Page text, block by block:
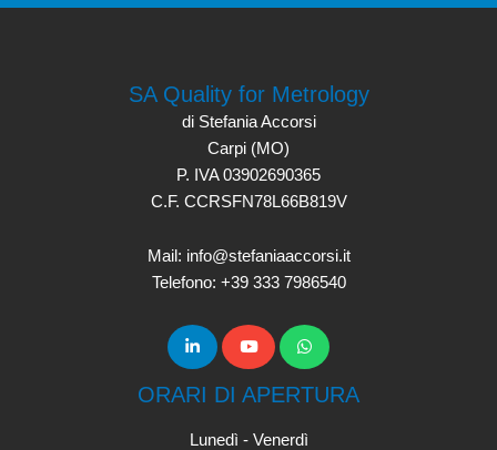
SA Quality for Metrology
di Stefania Accorsi
Carpi (MO)
P. IVA 03902690365
C.F. CCRSFN78L66B819V
Mail: info@stefaniaaccorsi.it
Telefono: +39 333 7986540
ORARI DI APERTURA
Lunedì - Venerdì